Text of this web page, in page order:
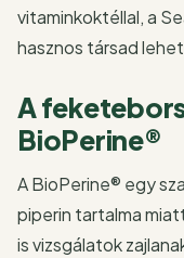
vitaminkoktéllal, a
hasznos társad
A
BioPerine®
A BioPerine® egy
piperin tartalma
is vizsgálatok